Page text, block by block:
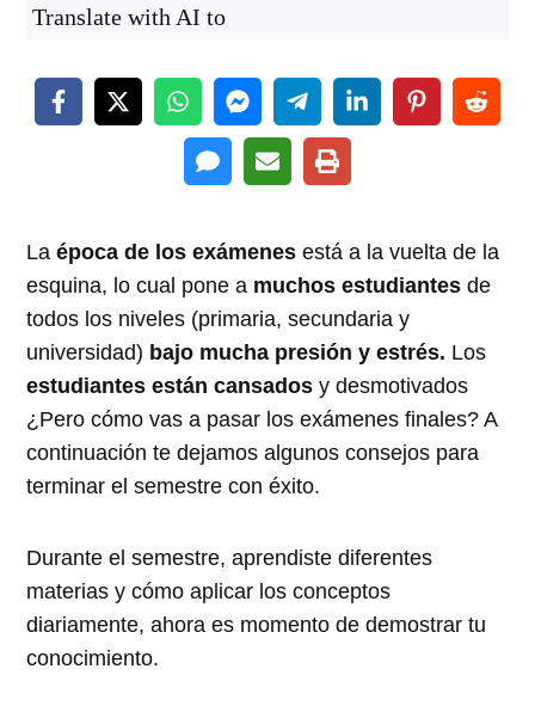
Translate with AI to
Laépoca de los exámenes está a la vuelta de la
esquina, lo cual pone a muchos estudiantes de
todos los niveles (primaria, secundaria y
universidad) bajo mucha presión y estrés. Los
estudiantes están cansadosy desmotivados
¿Pero cómo vas a pasar los exámenes finales? A
continuación te dejamos algunos consejos para
terminar el semestre con éxito.
Durante el semestre, aprendiste diferentes
materias y cómo aplicar los conceptos
diariamente, ahora es momento de demostrar tu
conocimiento.